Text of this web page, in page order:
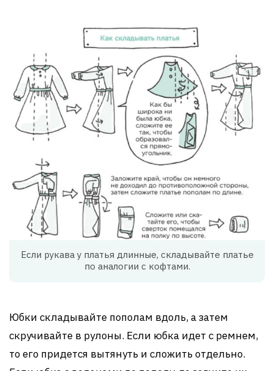
Если рукава у платья длинные, складывайте платье
по аналогии с кофтами.
Юбки складывайте пополам вдоль, а затем
скручивайте в рулоны. Если юбка идет с ремнем,
то его придется вытянуть и сложить отдельно.